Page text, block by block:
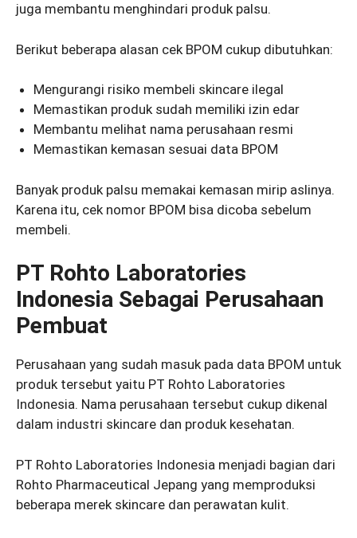
juga membantu menghindari produk palsu.
Berikut beberapa alasan cek BPOM cukup dibutuhkan:
Mengurangi risiko membeli skincare ilegal
Memastikan produk sudah memiliki izin edar
Membantu melihat nama perusahaan resmi
Memastikan kemasan sesuai data BPOM
Banyak produk palsu memakai kemasan mirip aslinya.
Karena itu, cek nomor BPOM bisa dicoba sebelum
membeli.
PT Rohto Laboratories
Indonesia Sebagai Perusahaan
Pembuat
Perusahaan yang sudah masuk pada data BPOM untuk
produk tersebut yaitu PT Rohto Laboratories
Indonesia. Nama perusahaan tersebut cukup dikenal
dalam industri skincare dan produk kesehatan.
PT Rohto Laboratories Indonesia menjadi bagian dari
Rohto Pharmaceutical Jepang yang memproduksi
beberapa merek skincare dan perawatan kulit.